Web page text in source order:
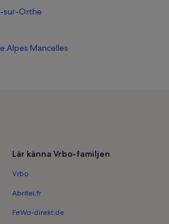
sur-Orthe
Alpes Mancelles
Lär känna Vrbo-familjen
Vrbo
Abritel.fr
FeWo-direkt.de